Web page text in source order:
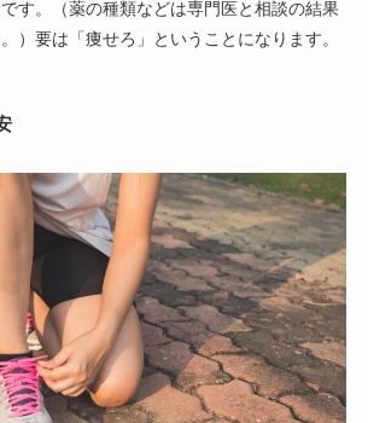
す。（薬の種類などは専門医と相談の結果
）要は「痩せろ」ということになります。